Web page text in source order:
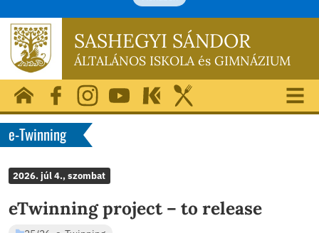
elhelyezésébe és használatába.
Rendben
ÁLTALÁNOS
e-Twinning